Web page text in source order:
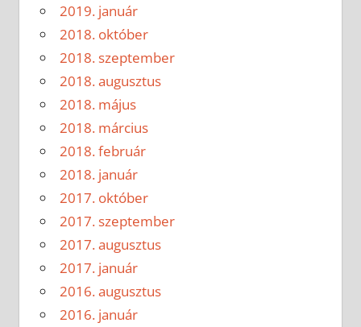
2019. január
2018. október
2018. szeptember
2018. augusztus
2018. május
2018. március
2018. február
2018. január
2017. október
2017. szeptember
2017. augusztus
2017. január
2016. augusztus
2016. január